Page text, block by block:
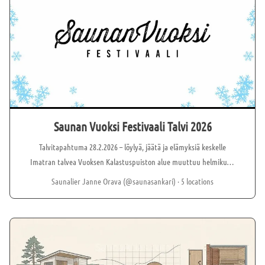
Saunan Vuoksi Festivaali Talvi 2026
Talvitapahtuma 28.2.2026 – löylyä, jäätä ja elämyksiä keskelle
Imatran talvea Vuoksen Kalastuspuiston alue muuttuu helmikuun
lopussa ainutlaatuiseksi talviseikkailuksi, kun Saunan Vuoksi
täydellinen hetki tuoda ihmiset yhteen kokemaan talven parhaat
Festivaalialueelle saapuu useita siirrettäviä saunoja, ikoninen
Saunalier Janne Orava (@saunasankari) · 5 locations